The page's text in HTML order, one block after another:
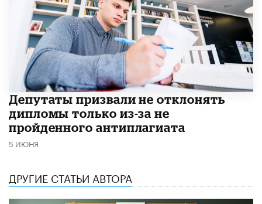
Депутаты призвали не отклонять
дипломы только из-за не
пройденного антиплагиата
5 ИЮНЯ
ДРУГИЕ СТАТЬИ АВТОРА